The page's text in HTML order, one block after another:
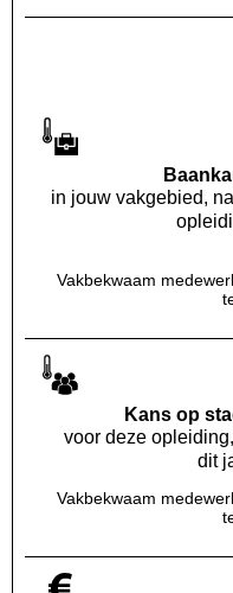
in jouw vakgebied,
Vakbekwaam
Kans op
voor deze
dit
Vakbekwaam